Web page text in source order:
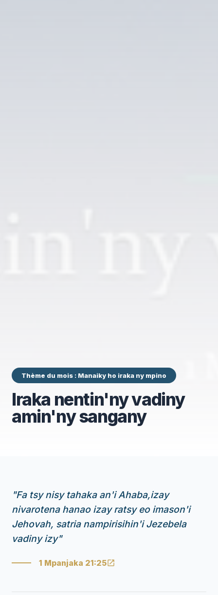
Thème du mois : Manaiky ho iraka ny mpino
Iraka nentin'ny vadiny
amin'ny sangany
"Fa tsy nisy tahaka an'i Ahaba,izay
nivarotena hanao izay ratsy eo imason'i
Jehovah, satria nampirisihin'i Jezebela
vadiny izy"
1 Mpanjaka 21:25